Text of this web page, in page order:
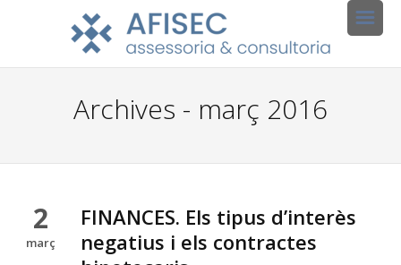
Archives - març 2016
2
març
FINANCES. Els tipus d’interès
negatius i els contractes